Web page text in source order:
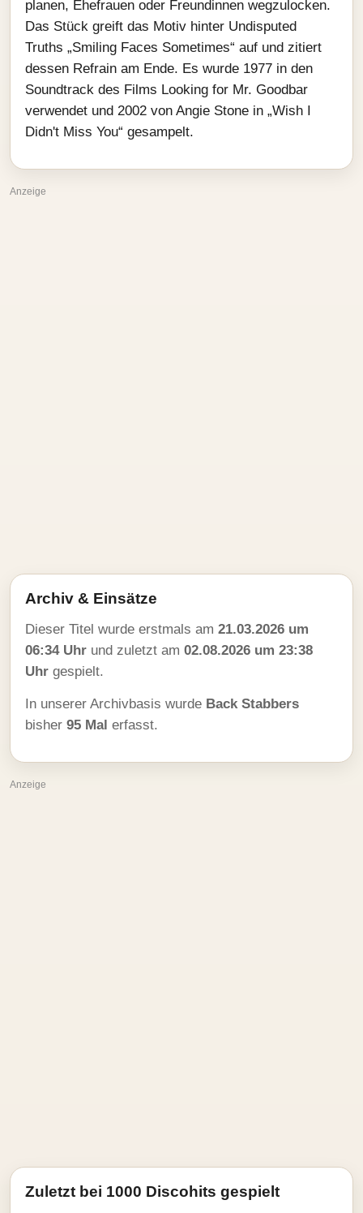
planen, Ehefrauen oder Freundinnen wegzulocken.
Das Stück greift das Motiv hinter Undisputed
Truths „Smiling Faces Sometimes“ auf und zitiert
dessen Refrain am Ende. Es wurde 1977 in den
Soundtrack des Films Looking for Mr. Goodbar
verwendet und 2002 von Angie Stone in „Wish I
Didn't Miss You“ gesampelt.
Anzeige
Archiv & Einsätze
Dieser Titel wurde erstmals am 21.03.2026 um
06:34 Uhr und zuletzt am 02.08.2026 um 23:38
Uhr gespielt.
In unserer Archivbasis wurde Back Stabbers
bisher 95 Mal erfasst.
Anzeige
Zuletzt bei 1000 Discohits gespielt